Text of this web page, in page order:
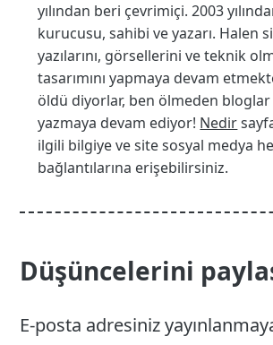
yılından beri çevrimiçi. 2003
kurucusu, sahibi ve yazarı. Halen
yazılarını, görsellerini ve teknik
tasarımını yapmaya devam
öldü diyorlar, ben ölmeden
yazmaya devam ediyor! Nedir
ilgili bilgiye ve site sosyal medya
bağlantılarına erişebilirsiniz.
Düşüncelerini
E-posta adresiniz